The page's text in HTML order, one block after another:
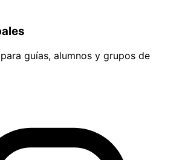
guías, alumnos y grupos de